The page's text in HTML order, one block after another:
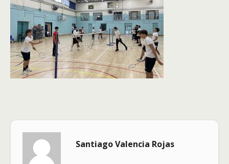
Santiago Valencia Rojas